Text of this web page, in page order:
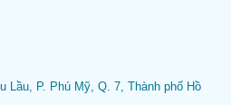
Lầu, P. Phú Mỹ, Q. 7, Thành phố Hồ